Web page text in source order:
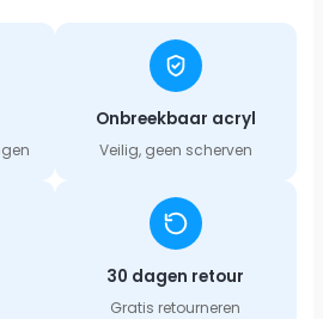
Onbreekbaar acryl
Veilig, geen scherven
30 dagen retour
Gratis retourneren